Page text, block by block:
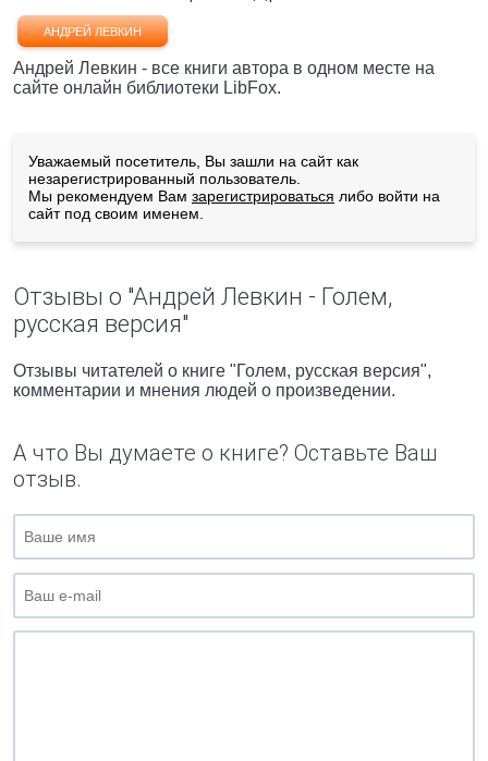
АНДРЕЙ ЛЕВКИН
Андрей Левкин - все книги автора в одном месте на
сайте онлайн библиотеки LibFox.
Уважаемый посетитель, Вы зашли на сайт как
незарегистрированный пользователь.
Мы рекомендуем Вам зарегистрироваться либо войти на
сайт под своим именем.
Отзывы о "Андрей Левкин - Голем,
русская версия"
Отзывы читателей о книге "Голем, русская версия",
комментарии и мнения людей о произведении.
А что Вы думаете о книге? Оставьте Ваш
отзыв.